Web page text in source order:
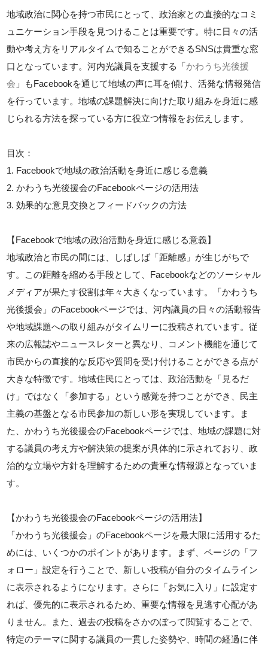
地域政治に関心を持つ市民にとって、政治家との直接的なコミ
ュニケーション手段を見つけることは重要です。特に日々の活
動や考え方をリアルタイムで知ることができるSNSは貴重な窓
口となっています。河内光議員を支援する「かわうち光後援
会 」もFacebookを通じて地域の声に耳を傾け、活発な情報発信
を行っています。地域の課題解決に向けた取り組みを身近に感
じられる方法を探っている方に役立つ情報をお伝えします。
目次：
1. Facebookで地域の政治活動を身近に感じる意義
2. かわうち光後援会のFacebookページの活用法
3. 効果的な意見交換とフィードバックの方法
【Facebookで地域の政治活動を身近に感じる意義】
地域政治と市民の間には、しばしば「距離感」が生じがちで
す。この距離を縮める手段として、Facebookなどのソーシャル
メディアが果たす役割は年々大きくなっています。「かわうち
光後援会」のFacebookページでは、河内議員の日々の活動報告
や地域課題への取り組みがタイムリーに投稿されています。従
来の広報誌やニュースレターと異なり、コメント機能を通じて
市民からの直接的な反応や質問を受け付けることができる点が
大きな特徴です。地域住民にとっては、政治活動を「見るだ
け」ではなく「参加する」という感覚を持つことができ、民主
主義の基盤となる市民参加の新しい形を実現しています。ま
た、かわうち光後援会のFacebookページでは、地域の課題に対
する議員の考え方や解決策の提案が具体的に示されており、政
治的な立場や方針を理解するための貴重な情報源となっていま
す。
【かわうち光後援会のFacebookページの活用法】
「かわうち光後援会」のFacebookページを最大限に活用するた
めには、いくつかのポイントがあります。まず、ページの「フ
ォロー」設定を行うことで、新しい投稿が自分のタイムライン
に表示されるようになります。さらに「お気に入り」に設定す
れば、優先的に表示されるため、重要な情報を見逃す心配があ
りません。また、過去の投稿をさかのぼって閲覧することで、
特定のテーマに関する議員の一貫した姿勢や、時間の経過に伴